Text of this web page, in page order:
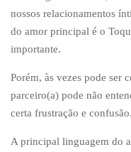
nossos relacionamentos
do amor principal é o
importante.
Porém, às vezes pode ser
parceiro(a) pode não
certa frustração e
A principal linguagem do